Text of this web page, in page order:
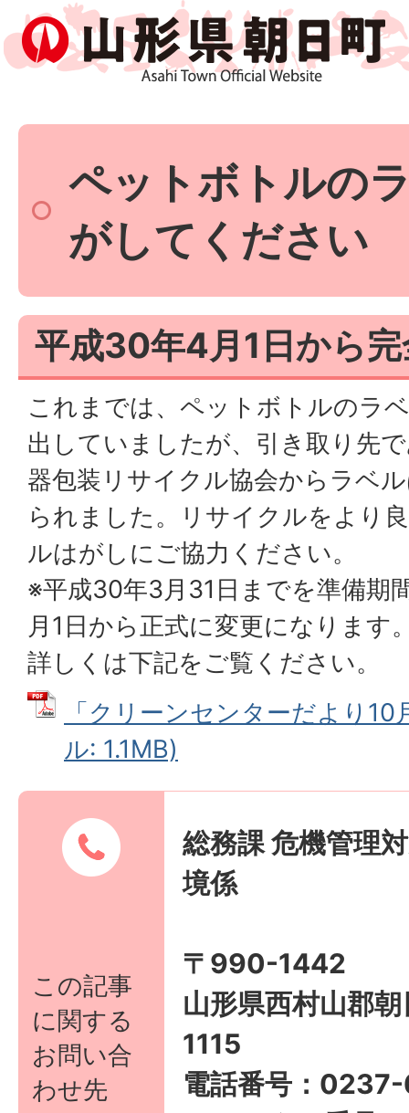
ペットボトルの
がしてください
平成30年4月1日から
これまでは、ペットボトルのラ
出していましたが、引き取り先
器包装リサイクル協会からラベ
られました。リサイクルをより
ルはがしにご協力ください。
※平成30年3月31日までを準備期
月1日から正式に変更になります
詳しくは下記をご覧ください。
「クリーンセンターだより
ル: 1.1MB)
この記事
に関する
お問い合
わせ先
総務課 危機管理
境係
〒990-1442
山形県西村山郡
1115
電話番号：